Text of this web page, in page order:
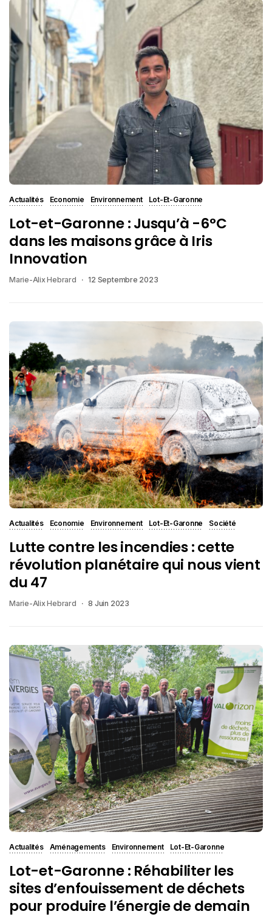
Actualités Economie Environnement Lot-Et-Garonne
Lot-et-Garonne : Jusqu’à -6°C
dans les maisons grâce à Iris
Innovation
Marie-Alix Hebrard 12 Septembre 2023
Actualités Economie Environnement Lot-Et-Garonne Société
Lutte contre les incendies : cette
révolution planétaire qui nous vient
du 47
Marie-Alix Hebrard 8 Juin 2023
Actualités Aménagements Environnement Lot-Et-Garonne
Lot-et-Garonne : Réhabiliter les
sites d’enfouissement de déchets
pour produire l’énergie de demain